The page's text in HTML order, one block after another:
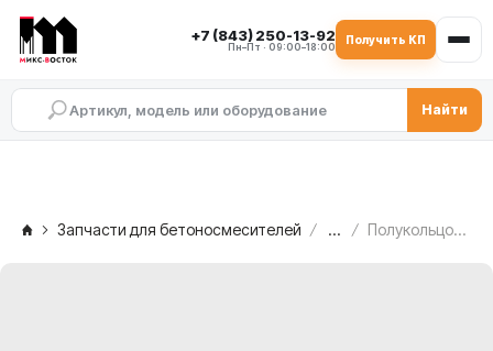
+7 (843) 250-13-92
Пн–Пт · 09:00–18:00
Получить КП
Найти
Запчасти для бетоносмесителей ... Полукольцо-хомут рычага SIMEM MSO 1501, TAV.2/8